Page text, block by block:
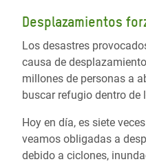
Desplazamientos
Los desastres
causa de
millones de personas a
buscar refugio dentro de
Hoy en día, es siete
veamos obligadas a
debido a ciclones,